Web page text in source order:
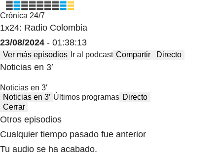
Crónica 24/7
1x24: Radio Colombia
23/08/2024 - 01:38:13
Ver más episodios Ir al podcast Compartir Directo
Noticias en 3′
Noticias en 3′
Noticias en 3′ Últimos programas Directo
Cerrar
Otros episodios
Cualquier tiempo pasado fue anterior
Tu audio se ha acabado.